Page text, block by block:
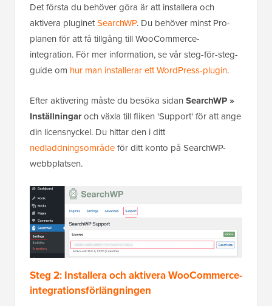
Det första du behöver göra är att installera och
aktivera pluginetSearchWP. Du behöver minst Pro-
planen för att få tillgång till WooCommerce-
integration. För mer information, se vår steg-för-steg-
guide om hur man installerar ett WordPress-plugin.
Efter aktivering måste du besöka sidan SearchWP »
Inställningaroch växla till fliken 'Support' för att ange
din licensnyckel. Du hittar den i ditt
nedladdningsområdeför ditt konto på SearchWP-
webbplatsen.
Steg 2: Installera och aktivera WooCommerce-
integrationsförlängningen